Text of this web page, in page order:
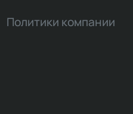
Политики компании